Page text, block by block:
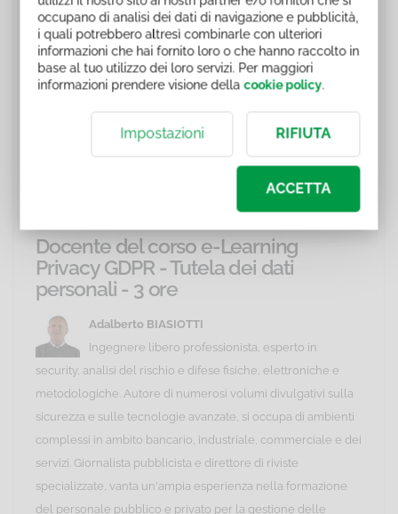
Raccolta e trattamento dei dati
Trattamento dei dati su supporti informatici
Trattamento dei dati su supporti informatici mobili
Distruzione e cancellazione dei dati
Comunicazione, diffusione e trasferimento all'estero
Diritto di accesso, rettifica e cancellazione dei dati
Garante per la protezione dei dati personali
Docente del corso e-Learning
Privacy GDPR - Tutela dei dati
personali - 3 ore
Adalberto BIASIOTTI
Ingegnere libero professionista, esperto in
security, analisi del rischio e difese fisiche, elettroniche e
metodologiche. Autore di numerosi volumi divulgativi sulla
sicurezza e sulle tecnologie avanzate, si occupa di ambienti
complessi in ambito bancario, industriale, commerciale e dei
servizi. Giornalista pubblicista e direttore di riviste
specializzate, vanta un'ampia esperienza nella formazione
del personale pubblico e privato per la gestione delle
occupano di analisi dei dati di navigazione e pubblicità,
i quali potrebbero altresì combinarle con ulteriori
informazioni che hai fornito loro o che hanno raccolto in
base al tuo utilizzo dei loro servizi. Per maggiori
informazioni prendere visione dellacookie policy.
Impostazioni RIFIUTA
ACCETTA